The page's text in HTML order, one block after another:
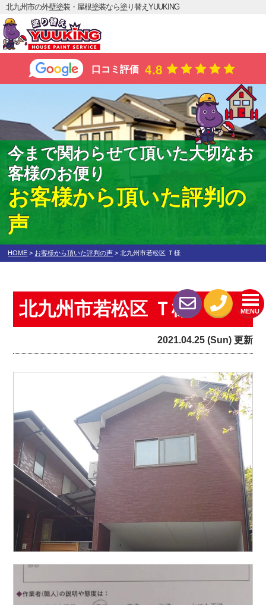
北九州市の外壁塗装・屋根塗装なら塗り替えYUUKING
MENU
口コミ評価 4.8
今まで関わらせて頂いた大切なお
客様のお便り
お客様から頂いた評判の
声
HOME > お客様から頂いた評判の声 >北九州市若松区 Ｔ様
北九州市若松区 Ｔ様
2021.04.25 (Sun) 更新